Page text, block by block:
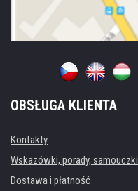
OBSŁUGA KLIENTA
Kontakty
Wskazówki, porady, samouczki
Dostawa i płatność